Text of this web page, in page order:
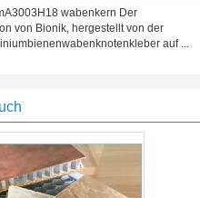
wabenkern Der
von Bionik, hergestellt von der
auf ...